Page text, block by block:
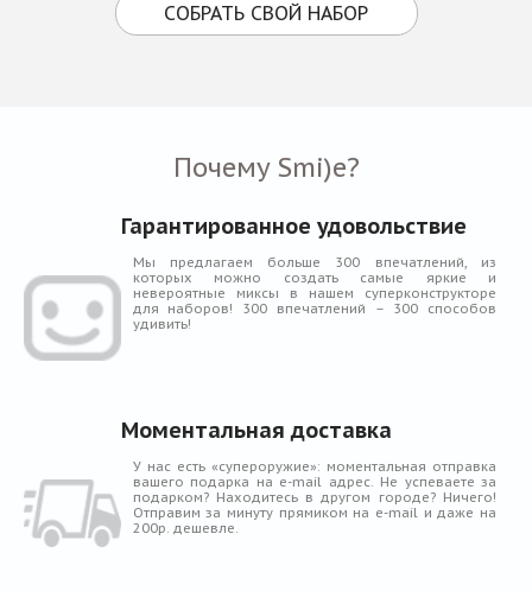
СОБРАТЬ СВОЙ НАБОР
Почему Smi)e?
Гарантированное удовольствие
Мы предлагаем больше 300 впечатлений, из
которых можно создать самые яркие и
невероятные миксы в нашем суперконструкторе
для наборов! 300 впечатлений – 300 способов
удивить!
Моментальная доставка
У нас есть «супероружие»: моментальная отправка
вашего подарка на e-mail адрес. Не успеваете за
подарком? Находитесь в другом городе? Ничего!
Отправим за минуту прямиком на e-mail и даже на
200р. дешевле.